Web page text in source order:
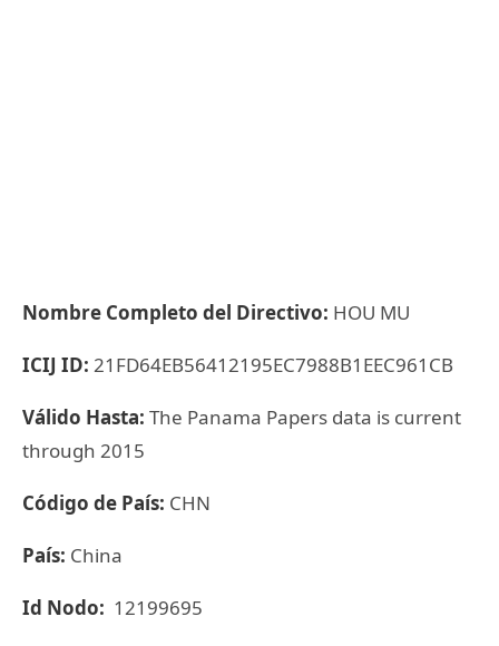
Nombre Completo del Directivo: HOU MU
ICIJ ID: 21FD64EB56412195EC7988B1EEC961CB
Válido Hasta: The Panama Papers data is current
through 2015
Código de País: CHN
País: China
Id Nodo: 12199695